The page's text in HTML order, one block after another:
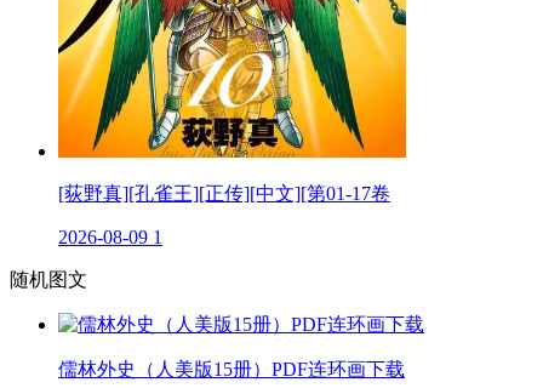
[荻野真][孔雀王][正传][中文][第01-17卷
2026-08-09 1
随机图文
儒林外史（人美版15册）PDF连环画下载